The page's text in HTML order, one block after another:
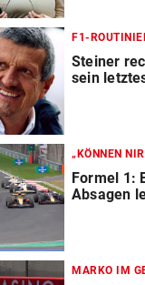
F1-
Steiner
sein
„KÖNNEN
Formel 1:
Absagen
MARKO IM